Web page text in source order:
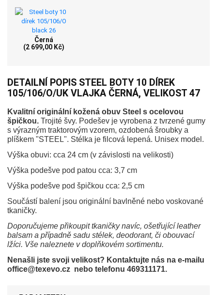
Černá
(2 699,00 Kč)
DETAILNÍ POPIS STEEL BOTY 10 DÍREK
105/106/O/UK VLAJKA ČERNÁ, VELIKOST 47
Kvalitní originální kožená obuv Steel s ocelovou
špičkou. Trojité švy. Podešev je vyrobena z tvrzené gumy
s výrazným traktorovým vzorem, ozdobená šroubky a
plíškem "STEEL". Stélka je filcová lepená. Unisex model.
Výška obuvi: cca 24 cm (v závislosti na velikosti)
Výška podešve pod patou cca: 3,7 cm
Výška podešve pod špičkou cca: 2,5 cm
Součástí balení jsou originální bavlněné nebo voskované
tkaničky.
Doporučujeme přikoupit tkaničky navíc, ošetřující leather
balsam a případně sadu stélek, deodorant, či obouvací
lžíci. Vše naleznete v doplňkovém sortimentu.
Nenašli jste svoji velikost? Kontaktujte nás na e-mailu
office@texevo.cz nebo telefonu 469311171.